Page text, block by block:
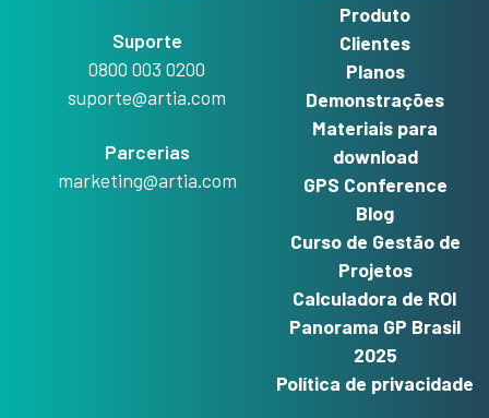
Suporte
0800 003 0200
suporte@artia.com
Parcerias
marketing@artia.com
Produto
Clientes
Planos
Demonstrações
Materiais para
download
GPS Conference
Blog
Curso de Gestão de
Projetos
Calculadora de ROI
Panorama GP Brasil
2025
Política de privacidade